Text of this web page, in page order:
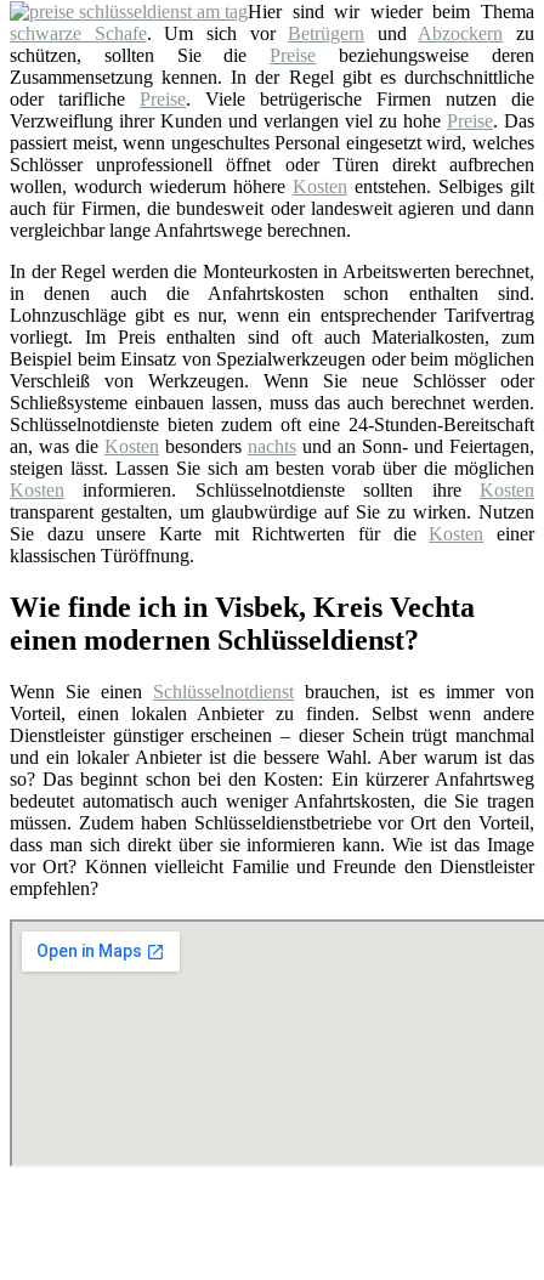
Hier sind wir wieder beim Thema
schwarze Schafe. Um sich vorBetrügern undAbzockern zu
schützen, sollten Sie diePreise beziehungsweise deren
Zusammensetzung kennen. In der Regel gibt es durchschnittliche
oder tarifliche Preise. Viele betrügerische Firmen nutzen die
Verzweiflung ihrer Kunden und verlangen viel zu hohe Preise. Das
passiert meist, wenn ungeschultes Personal eingesetzt wird, welches
Schlösser unprofessionell öffnet oder Türen direkt aufbrechen
wollen, wodurch wiederum höhere Kosten entstehen. Selbiges gilt
auch für Firmen, die bundesweit oder landesweit agieren und dann
vergleichbar lange Anfahrtswege berechnen.
In der Regel werden die Monteurkosten in Arbeitswerten berechnet,
in denen auch die Anfahrtskosten schon enthalten sind.
Lohnzuschläge gibt es nur, wenn ein entsprechender Tarifvertrag
vorliegt. Im Preis enthalten sind oft auch Materialkosten, zum
Beispiel beim Einsatz von Spezialwerkzeugen oder beim möglichen
Verschleiß von Werkzeugen. Wenn Sie neue Schlösser oder
Schließsysteme einbauen lassen, muss das auch berechnet werden.
Schlüsselnotdienste bieten zudem oft eine 24-Stunden-Bereitschaft
an, was die Kosten besonders nachts und an Sonn- und Feiertagen,
steigen lässt. Lassen Sie sich am besten vorab über die möglichen
Kosten informieren. Schlüsselnotdienste sollten ihre Kosten
transparent gestalten, um glaubwürdige auf Sie zu wirken. Nutzen
Sie dazu unsere Karte mit Richtwerten für dieKosten einer
klassischen Türöffnung.
Wie finde ich in Visbek, Kreis Vechta
einen modernen Schlüsseldienst?
Wenn Sie einen Schlüsselnotdienst brauchen, ist es immer von
Vorteil, einen lokalen Anbieter zu finden. Selbst wenn andere
Dienstleister günstiger erscheinen – dieser Schein trügt manchmal
und ein lokaler Anbieter ist die bessere Wahl. Aber warum ist das
so? Das beginnt schon bei den Kosten: Ein kürzerer Anfahrtsweg
bedeutet automatisch auch weniger Anfahrtskosten, die Sie tragen
müssen. Zudem haben Schlüsseldienstbetriebe vor Ort den Vorteil,
dass man sich direkt über sie informieren kann. Wie ist das Image
vor Ort? Können vielleicht Familie und Freunde den Dienstleister
empfehlen?